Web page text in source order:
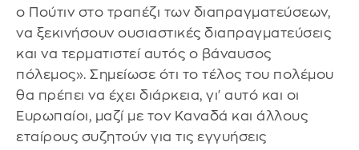
ο Πούτιν στο τραπέζι των διαπραγματεύσεων,
να ξεκινήσουν ουσιαστικές διαπραγματεύσεις
και να τερματιστεί αυτός ο βάναυσος
πόλεμος». Σημείωσε ότι το τέλος του πολέμου
θα πρέπει να έχει διάρκεια, γι' αυτό και οι
Ευρωπαίοι, μαζί με τον Καναδά και άλλους
εταίρους συζητούν για τις εγγυήσεις